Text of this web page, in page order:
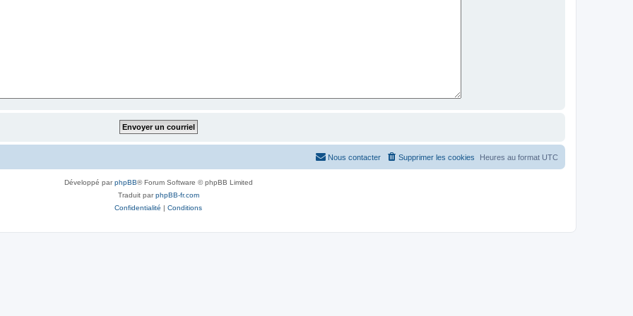
Heures au format UTC
Supprimer les cookies
Nous contacter
Développé parphpBB® Forum Software © phpBB Limited
Traduit parphpBB-fr.com
Confidentialité | Conditions